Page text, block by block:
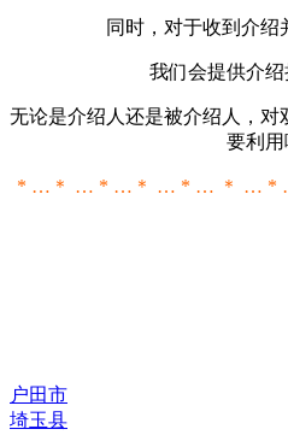
同时，对于收到介绍
我们会提供介
无论是介绍人还是被介绍人，
要利用
* …＊ … * …＊ … * … ＊ … *
户田市
埼玉县